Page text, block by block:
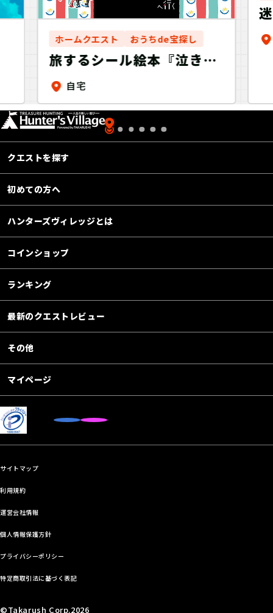
ホームクエスト おうちde宝探し
旅するシール絵本『泣き虫
のディエゴ メキシコへ行
く』
自宅
クエストを探す
初めての方へ
ハンターズヴィレッジとは
コインショップ
ランキング
最新のクエストレビュー
その他
マイページ
サイトマップ
利用規約
運営会社情報
個人情報保護方針
プライバシーポリシー
特定商取引法に基づく表記
©Takarush Corp.2026